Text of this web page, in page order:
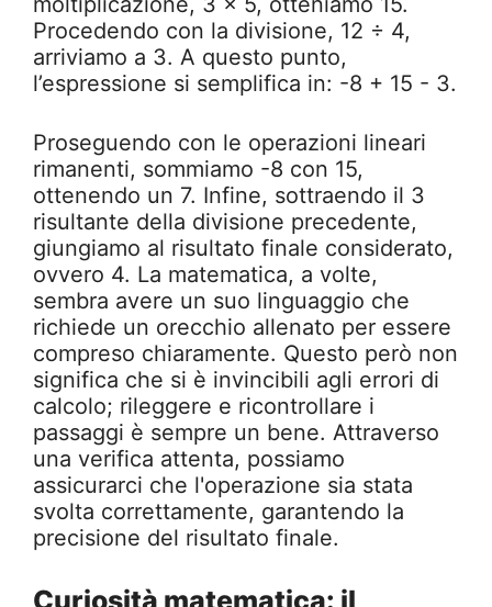
Procedendo con la divisione, 12 ÷ 4,
arriviamo a 3. A questo punto,
l’espressione si semplifica in: -8 + 15 - 3.
Proseguendo con le operazioni lineari
rimanenti, sommiamo -8 con 15,
ottenendo un 7. Infine, sottraendo il 3
risultante della divisione precedente,
giungiamo al risultato finale considerato,
ovvero 4. La matematica, a volte,
sembra avere un suo linguaggio che
richiede un orecchio allenato per essere
compreso chiaramente. Questo però non
significa che si è invincibili agli errori di
calcolo; rileggere e ricontrollare i
passaggi è sempre un bene. Attraverso
una verifica attenta, possiamo
assicurarci che l'operazione sia stata
svolta correttamente, garantendo la
precisione del risultato finale.